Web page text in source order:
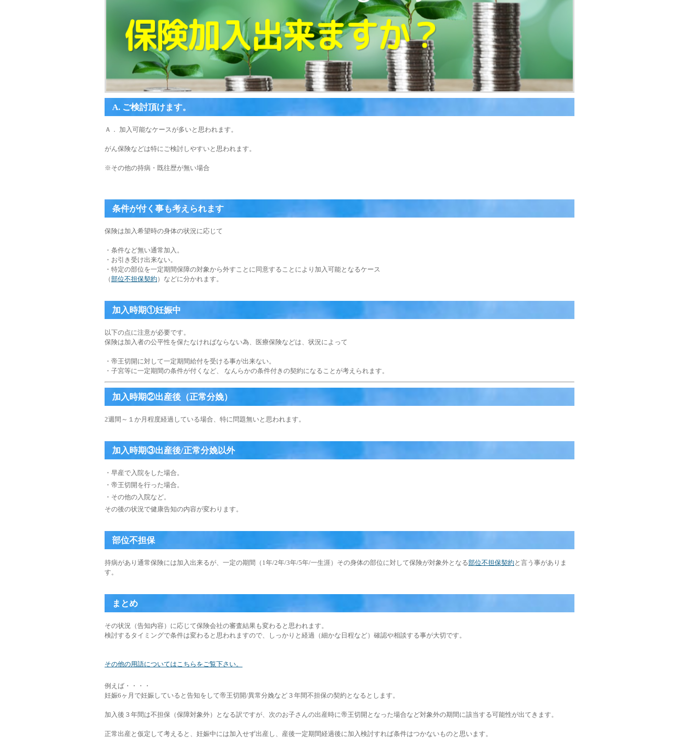
A. ご検討頂けます。
Ａ． 加入可能なケースが多いと思われます。
がん保険などは特にご検討しやすいと思われます。
※その他の持病・既往歴が無い場合
条件が付く事も考えられます
保険は加入希望時の身体の状況に応じて
・条件など無い通常加入。
・お引き受け出来ない。
・特定の部位を一定期間保障の対象から外すことに同意することにより加入可能となるケース
（部位不担保契約 ）などに分かれます。
加入時期①妊娠中
以下の点に注意が必要です。
保険は加入者の公平性を保たなければならない為、医療保険などは、状況によって
・帝王切開に対して一定期間給付を受ける事が出来ない。
・子宮等に一定期間の条件が付くなど、 なんらかの条件付きの契約になることが考えられます。
加入時期②出産後（正常分娩）
2週間～１か月程度経過している場合、特に問題無いと思われます。
加入時期③出産後/正常分娩以外
・早産で入院をした場合。
・帝王切開を行った場合。
・その他の入院など。
その後の状況で健康告知の内容が変わります。
部位不担保
持病があり通常保険には加入出来るが、一定の期間（1年/2年/3年/5年/一生涯）その身体の部位に対して保険が対象外となる部位不担保契約 と言う事がありま
す。
まとめ
その状況（告知内容）に応じて保険会社の審査結果も変わると思われます。
検討するタイミングで条件は変わると思われますので、しっかりと経過（細かな日程など）確認や相談する事が大切です。
その他の用語についてはこちらをご覧下さい。
例えば・・・・
妊娠6ヶ月で妊娠していると告知をして帝王切開/異常分娩など３年間不担保の契約となるとします。
加入後３年間は不担保（保障対象外）となる訳ですが、次のお子さんの出産時に帝王切開となった場合など対象外の期間に該当する可能性が出てきます。
正常出産と仮定して考えると、妊娠中には加入せず出産し、産後一定期間経過後に加入検討すれば条件はつかないものと思います。